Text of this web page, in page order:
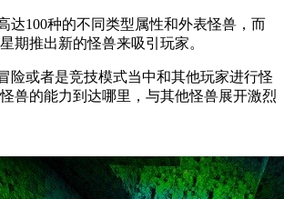
100种的不同类型属性和外表怪兽，而
期推出新的怪兽来吸引玩家。
或者是竞技模式当中和其他玩家进行怪
兽的能力到达哪里，与其他怪兽展开激烈